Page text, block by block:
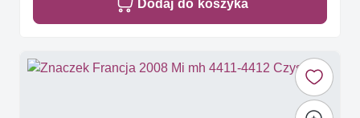
Dodaj do koszyka